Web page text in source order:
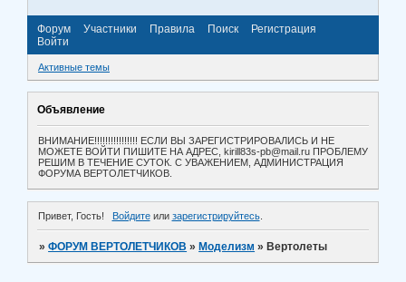
Форум Участники Правила Поиск
Регистрация
Войти
Активные темы
Объявление
ВНИМАНИЕ!!!!!!!!!!!!!!!! ЕСЛИ ВЫ ЗАРЕГИСТРИРОВАЛИСЬ И НЕ
МОЖЕТЕ ВОЙТИ ПИШИТЕ НА АДРЕС, kirill83s-pb@mail.ru ПРОБЛЕМУ
РЕШИМ В ТЕЧЕНИЕ СУТОК. С УВАЖЕНИЕМ, АДМИНИСТРАЦИЯ
ФОРУМА ВЕРТОЛЕТЧИКОВ.
Привет, Гость! Войдитеили зарегистрируйтесь.
»ФОРУМ ВЕРТОЛЕТЧИКОВ » Моделизм » Вертолеты